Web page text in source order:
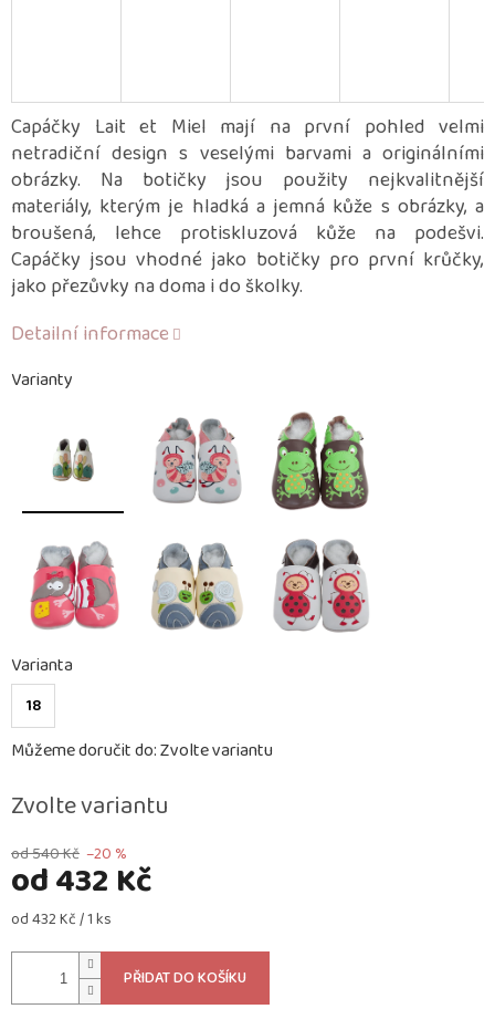
od 540 Kč –20 %
od432 Kč
Měrná
od 432 Kč / 1 ks
Zvolte variantu
Varianty
Varianta
18
Můžeme doručit do:Zvolte variantu
PŘIDAT DO KOŠÍKU
Capáčky Lait et Miel mají na první pohled velmi
netradiční design s veselými barvami a originálními
obrázky. Na botičky jsou použity nejkvalitnější
materiály, kterým je hladká a jemná kůže s obrázky, a
broušená, lehce protiskluzová kůže na podešvi.
Capáčky jsou vhodné jako botičky pro první krůčky,
jako přezůvky na doma i do školky.
Detailní informace